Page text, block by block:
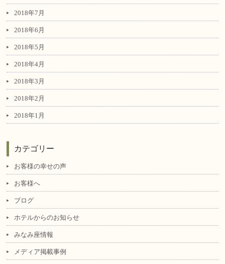
2018年7月
2018年6月
2018年5月
2018年4月
2018年3月
2018年2月
2018年1月
カテゴリー
お客様の幸せの声
お客様へ
ブログ
ホテルからのお知らせ
みなみ座情報
メディア掲載事例